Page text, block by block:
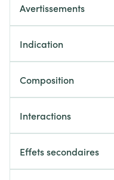
Avertissements
Indication
Composition
Interactions
Effets secondaires